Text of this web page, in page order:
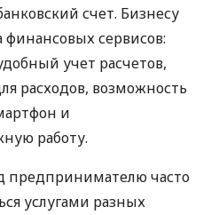
счет. Бизнесу
финансовых сервисов:
учет расчетов,
расходов, возможность
и
работу.
предпринимателю часто
услугами разных